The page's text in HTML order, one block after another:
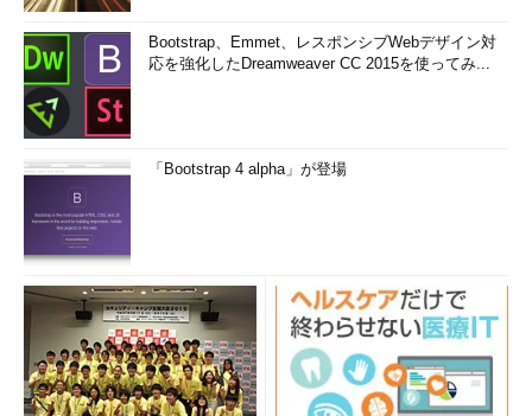
Bootstrap、Emmet、レスポンシブWebデザイン対
応を強化したDreamweaver CC 2015を使ってみ...
「Bootstrap 4 alpha」が登場